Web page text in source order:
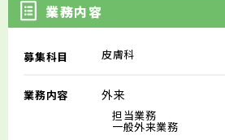
業務内容
募集科目 皮膚科
業務内容 外来
担当業務
一般外来業務